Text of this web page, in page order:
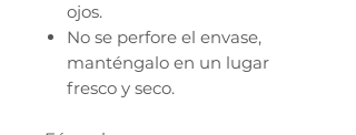
ojos.
No se perfore el envase,
manténgalo en un lugar
fresco y seco.